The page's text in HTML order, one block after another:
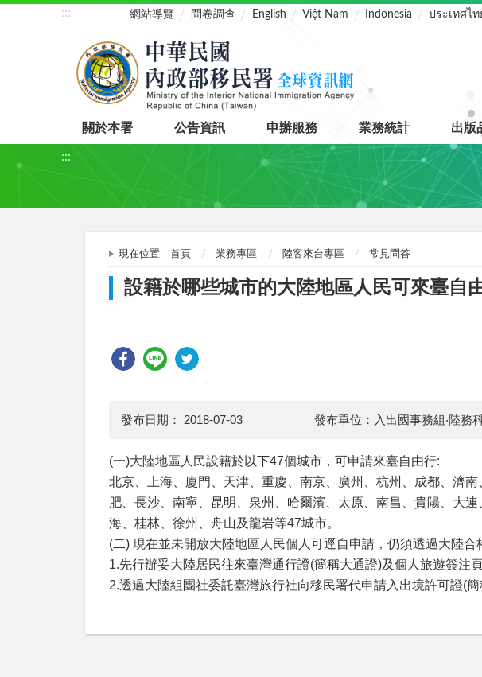
::: 網站導覽 問卷調查 English Việt Nam Indonesia ประเทศไท
關於本署 公告資訊 申辦服務 業務統計 出版
:::
現在位置 首頁 業務專區 陸客來台專區 常見問答
設籍於哪些城市的大陸地區人民可來臺自
發布日期： 2018-07-03 發布單位：入出國事務組‧陸務
(一)大陸地區人民設籍於以下47個城市，可申請來臺自由行:
北京、上海、廈門、天津、重慶、南京、廣州、杭州、成都、濟
肥、長沙、南寧、昆明、泉州、哈爾濱、太原、南昌、貴陽、大
海、桂林、徐州、舟山及龍岩等47城市。
(二) 現在並未開放大陸地區人民個人可逕自申請，仍須透過大陸
1.先行辦妥大陸居民往來臺灣通行證(簡稱大通證)及個人旅遊簽注頁
2.透過大陸組團社委託臺灣旅行社向移民署代申請入出境許可證(簡